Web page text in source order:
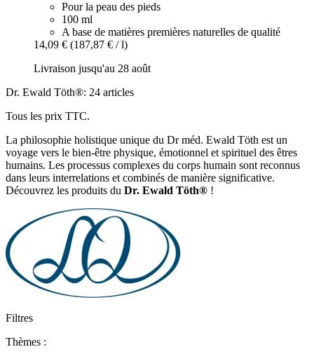
Pour la peau des pieds
100 ml
A base de matières premières naturelles de qualité
14,09 € (187,87 € / l)
Livraison jusqu'au 28 août
Dr. Ewald Töth®: 24 articles
Tous les prix TTC.
La philosophie holistique unique du Dr méd. Ewald Töth est un
voyage vers le bien-être physique, émotionnel et spirituel des êtres
humains. Les processus complexes du corps humain sont reconnus
dans leurs interrelations et combinés de manière significative.
Découvrez les produits du Dr. Ewald Töth® !
Filtres
Thèmes :